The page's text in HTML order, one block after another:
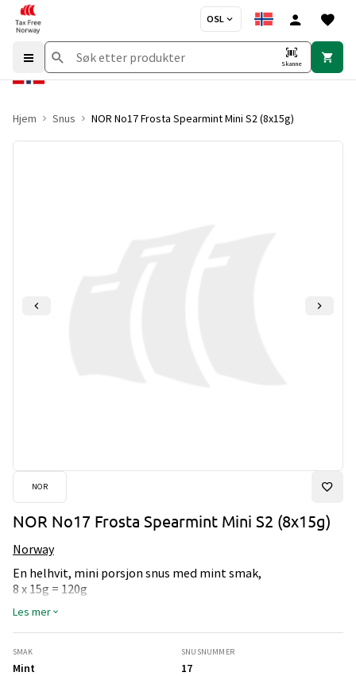
OSL
Skanne
Hjem Snus NOR No17 Frosta Spearmint Mini S2 (8x15g)
NOR
NOR No17 Frosta Spearmint Mini S2 (8x15g)
Norway
En helhvit, mini porsjon snus med mint smak,
8 x 15g = 120g
Les mer
SMAK
Mint
SNUSNUMMER
17